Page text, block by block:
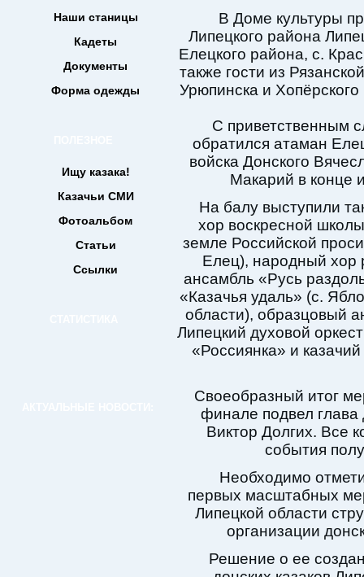
Наши станицы
Кадеты
Документы
Форма одежды
Ищу казака!
Казачьи СМИ
Фотоальбом
Статьи
Ссылки
В Доме культуры
Липецкого района
Елецкого района, с.
также гости из
Урюпинска и Хопёрского
С приветственным
обратился атаман
войска Донского
Макарий в конце
На балу выступили
хор воскресной
земле Российской
Елец), народный хор
ансамбль «Русь
«Казачья удаль» (с.
области), образцовый
Липецкий духовой
«Россиянка» и
Своеобразный итог
финале подвел глава
Виктор Долгих. Все
события
Необходимо
первых масштабных
Липецкой области
организации
Решение о ее